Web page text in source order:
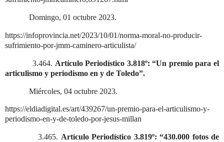
Domingo, 01 octubre 2023.
https://infoprovincia.net/2023/10/01/norma-moral-no-producir-
sufrimiento-por-jmm-caminero-articulista/
3.464. Artículo Periodístico 3.818º: “Un premio para el
articulismo y periodismo en y de Toledo”.
Miércoles, 04 octubre 2023.
https://eldiadigital.es/art/439267/un-premio-para-el-articulismo-y-
periodismo-en-y-de-toledo-por-jesus-millan
3.465. Artículo Periodístico 3.819º: “430.000 fotos de